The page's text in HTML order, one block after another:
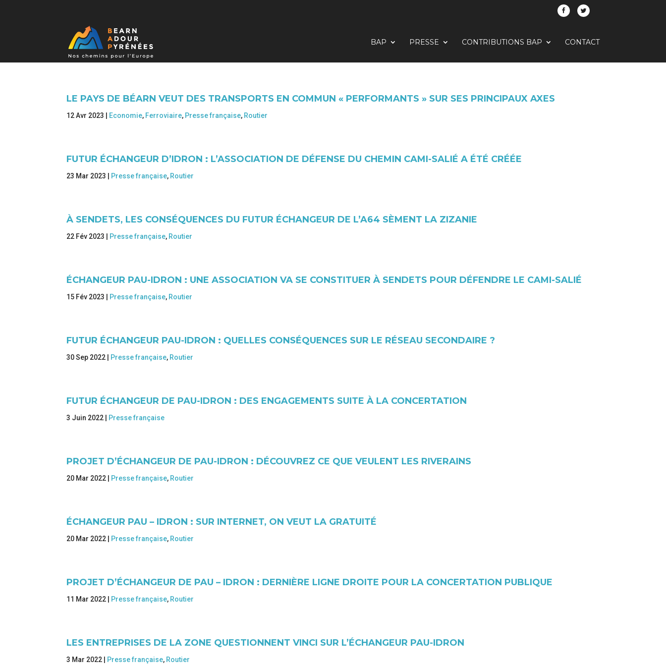
BAP PRESSE CONTRIBUTIONS BAP CONTACT
LE PAYS DE BÉARN VEUT DES TRANSPORTS EN COMMUN « PERFORMANTS » SUR SES PRINCIPAUX AXES
12 Avr 2023 Economie, Ferroviaire, Presse française, Routier
FUTUR ÉCHANGEUR D’IDRON : L’ASSOCIATION DE DÉFENSE DU CHEMIN CAMI-SALIÉ A ÉTÉ CRÉÉE
23 Mar 2023 Presse française, Routier
À SENDETS, LES CONSÉQUENCES DU FUTUR ÉCHANGEUR DE L’A64 SÈMENT LA ZIZANIE
22 Fév 2023 Presse française, Routier
ÉCHANGEUR PAU-IDRON : UNE ASSOCIATION VA SE CONSTITUER À SENDETS POUR DÉFENDRE LE CAMI-SALIÉ
15 Fév 2023 Presse française, Routier
FUTUR ÉCHANGEUR PAU-IDRON : QUELLES CONSÉQUENCES SUR LE RÉSEAU SECONDAIRE ?
30 Sep 2022 Presse française, Routier
FUTUR ÉCHANGEUR DE PAU-IDRON : DES ENGAGEMENTS SUITE À LA CONCERTATION
3 Juin 2022 Presse française
PROJET D’ÉCHANGEUR DE PAU-IDRON : DÉCOUVREZ CE QUE VEULENT LES RIVERAINS
20 Mar 2022 Presse française, Routier
ÉCHANGEUR PAU – IDRON : SUR INTERNET, ON VEUT LA GRATUITÉ
20 Mar 2022 Presse française, Routier
PROJET D’ÉCHANGEUR DE PAU – IDRON : DERNIÈRE LIGNE DROITE POUR LA CONCERTATION PUBLIQUE
11 Mar 2022 Presse française, Routier
LES ENTREPRISES DE LA ZONE QUESTIONNENT VINCI SUR L’ÉCHANGEUR PAU-IDRON
3 Mar 2022 Presse française, Routier